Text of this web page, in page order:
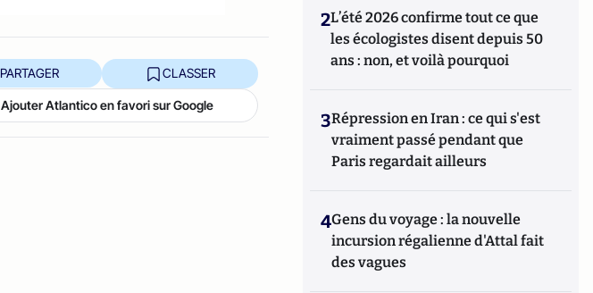
PARTAGER CLASSER
Ajouter Atlantico en favori sur Google
2L’été 2026 confirme tout ce que
les écologistes disent depuis 50
ans : non, et voilà pourquoi
3Répression en Iran : ce qui s'est
vraiment passé pendant que
Paris regardait ailleurs
4Gens du voyage : la nouvelle
incursion régalienne d'Attal fait
des vagues